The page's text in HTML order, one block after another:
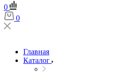
0
0
Главная
Каталог